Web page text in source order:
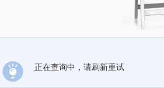
正在查询中，请刷新重试